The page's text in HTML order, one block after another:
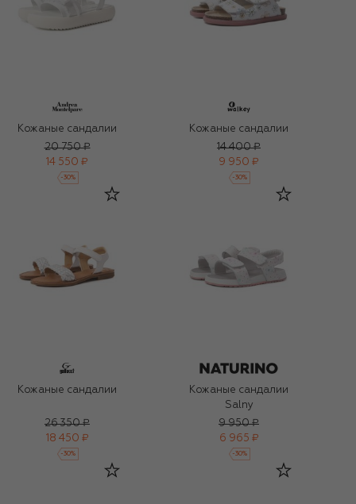
Кожаные сандалии
20 750 ₽
14 550 ₽
-30%
Кожаные сандалии
14 400 ₽
9 950 ₽
-30%
Кожаные сандалии
26 350 ₽
18 450 ₽
-30%
Кожаные сандалии
Salny
9 950 ₽
6 965 ₽
-30%